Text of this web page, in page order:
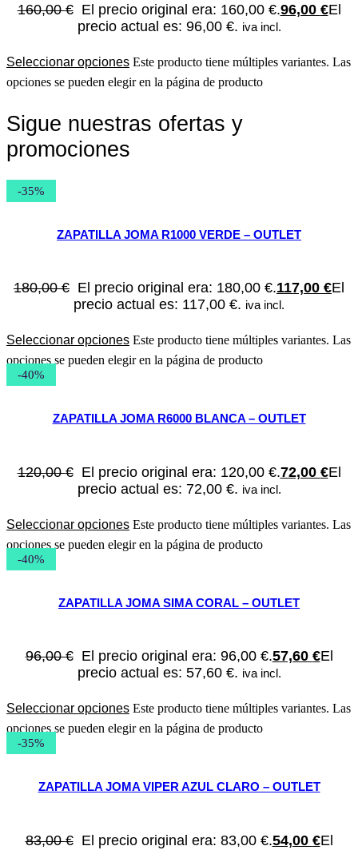
160,00€ El precio original era: 160,00 €.96,00 €El
precio actual es: 96,00 €. iva incl.
Seleccionar opciones Este producto tiene múltiples variantes. Las
opciones se pueden elegir en la página de producto
Sigue nuestras ofertas y
promociones
-35%
ZAPATILLA JOMA R1000 VERDE – OUTLET
180,00€ El precio original era: 180,00 €.117,00 €El
precio actual es: 117,00 €. iva incl.
Seleccionar opciones Este producto tiene múltiples variantes. Las
opciones se pueden elegir en la página de producto
-40%
ZAPATILLA JOMA R6000 BLANCA – OUTLET
120,00€ El precio original era: 120,00 €.72,00 €El
precio actual es: 72,00 €. iva incl.
Seleccionar opciones Este producto tiene múltiples variantes. Las
opciones se pueden elegir en la página de producto
-40%
ZAPATILLA JOMA SIMA CORAL – OUTLET
96,00€ El precio original era: 96,00 €.57,60 €El
precio actual es: 57,60 €. iva incl.
Seleccionar opciones Este producto tiene múltiples variantes. Las
opciones se pueden elegir en la página de producto
-35%
ZAPATILLA JOMA VIPER AZUL CLARO – OUTLET
83,00€ El precio original era: 83,00 €.54,00 €El